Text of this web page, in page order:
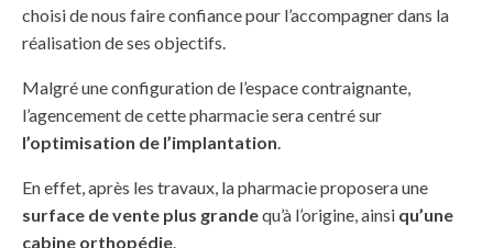
choisi de nous faire confiance pour l’accompagner dans la
réalisation de ses objectifs.
Malgré une configuration de l’espace contraignante,
l’agencement de cette pharmacie sera centré sur
l’optimisation de l’implantation.
En effet, après les travaux, la pharmacie proposera une
surface de vente plus grandequ’à l’origine, ainsi qu’une
cabine orthopédie.